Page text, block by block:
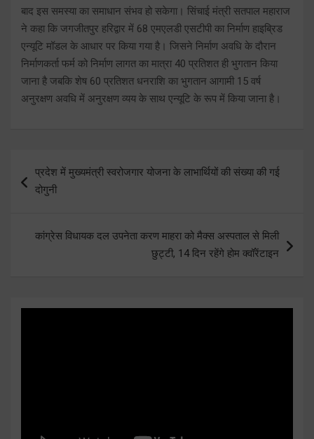
बाद इस समस्या का समाधान संभव हो सकेगा। सिंचाई मंत्री सतपाल महाराज
ने कहा कि जगजीतपुर हरिद्वार में 68 एमएलडी एसटीपी का निर्माण हाइब्रिड
एन्यूटि मॉडल के आधार पर किया गया है। जिसने निर्माण अवधि के दौरान
निर्माणकर्ता फर्म को निर्माण लागत का मात्रा 40 प्रतिशत ही भुगतान किया
जाना है जबकि शेष 60 प्रतिशत धनराशि का भुगतान आगामी 15 वर्ष
अनुरक्षण अवधि में अनुरक्षण व्यय के साथ एन्यूटि के रूप में किया जाना है।
navigation
प्रदेश में मुख्यमंत्री स्वरोजगार योजना के लाभार्थियों की संख्या की गई
दोगुनी
कांग्रेस विधायक दल उपनेता करण माहरा को मैक्स अस्पताल से मिली
छुट्टी, 14 दिन रहेंगे होम क्वॉरेंटाइन